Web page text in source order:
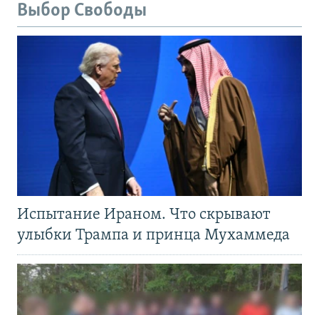
Выбор Свободы
Испытание Ираном. Что скрывают
улыбки Трампа и принца Мухаммеда